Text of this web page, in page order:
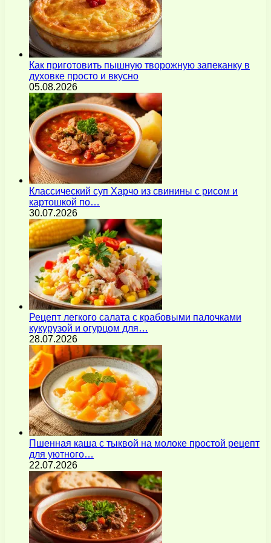
Как приготовить пышную творожную запеканку в
духовке просто и вкусно
05.08.2026
Классический суп Харчо из свинины с рисом и
картошкой по…
30.07.2026
Рецепт легкого салата с крабовыми палочками
кукурузой и огурцом для…
28.07.2026
Пшенная каша с тыквой на молоке простой рецепт
для уютного…
22.07.2026